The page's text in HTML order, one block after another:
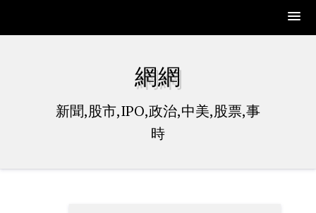
網網
新聞,股市,IPO,政治,中美,股票,事
時